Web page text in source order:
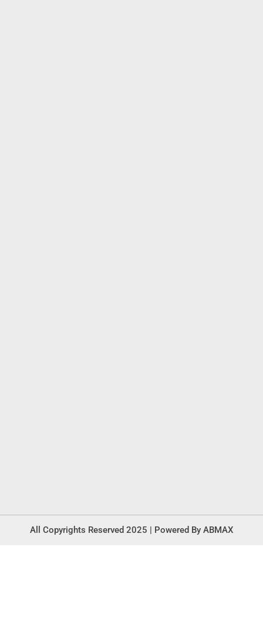
All Copyrights Reserved 2025 | Powered By ABMAX